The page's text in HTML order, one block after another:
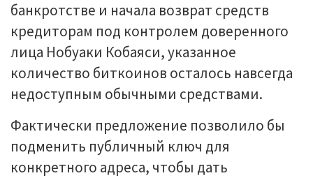
банкротстве и начала возврат средств
кредиторам под контролем доверенного
лица Нобуаки Кобаяси, указанное
количество биткоинов осталось навсегда
недоступным обычными средствами.
Фактически предложение позволило бы
подменить публичный ключ для
конкретного адреса, чтобы дать